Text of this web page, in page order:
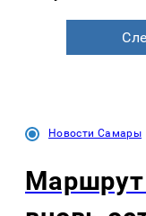
Новости Самары